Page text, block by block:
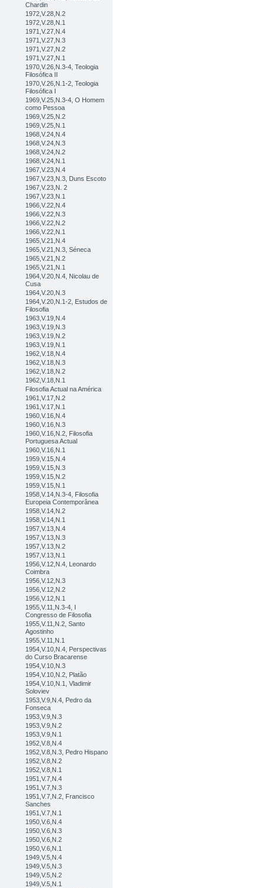
Chardin
1972,V.28,N.2
1972,V.28,N.1
1971,V.27,N.4
1971,V.27,N.3
1971,V.27,N.2
1971,V.27,N.1
1970,V.26,N.3-4, Teologia
Filosófica II
1970,V.26,N.1-2, Teologia
Filosófica I
1969,V.25,N.3-4, O Homem
como Pessoa
1969,V.25,N.2
1969,V.25,N.1
1968,V.24,N.4
1968,V.24,N.3
1968,V.24,N.2
1968,V.24,N.1
1967,V.23,N.4
1967,V.23,N.3, Duns Escoto
1967,V.23,N. 2
1967,V.23,N.1
1966,V.22,N.4
1966,V.22,N.3
1966,V.22,N.2
1966,V.22,N.1
1965,V.21,N.4
1965,V.21,N.3, Séneca
1965,V.21,N.2
1965,V.21,N.1
1964,V.20,N.4, Nicolau de
Cusa
1964,V.20,N.3
1964,V.20,N.1-2, Estudos de
Filosofia
1963,V.19,N.4
1963,V.19,N.3
1963,V.19,N.2
1963,V.19,N.1
1962,V.18,N.4
1962,V.18,N.3
1962,V.18,N.2
1962,V.18,N.1
Filosofia Actual na América
1961,V.17,N.2
1961,V.17,N.1
1960,V.16,N.4
1960,V.16,N.3
1960,V.16,N.2, Filosofia
Portuguesa Actual
1960,V.16,N.1
1959,V.15,N.4
1959,V.15,N.3
1959,V.15,N.2
1959,V.15,N.1
1958,V.14,N.3-4, Filosofia
Europeia Contemporânea
1958,V.14,N.2
1958,V.14,N.1
1957,V.13,N.4
1957,V.13,N.3
1957,V.13,N.2
1957,V.13,N.1
1956,V.12,N.4, Leonardo
Coimbra
1956,V.12,N.3
1956,V.12,N.2
1956,V.12,N.1
1955,V.11,N.3-4, I
Congresso de Filosofia
1955,V.11,N.2, Santo
Agostinho
1955,V.11,N.1
1954,V.10,N.4, Perspectivas
do Curso Bracarense
1954,V.10,N.3
1954,V.10,N.2, Platão
1954,V.10,N.1, Vladimir
Soloviev
1953,V.9,N.4, Pedro da
Fonseca
1953,V.9,N.3
1953,V.9,N.2
1953,V.9,N.1
1952,V.8,N.4
1952,V.8,N.3, Pedro Hispano
1952,V.8,N.2
1952,V.8,N.1
1951,V.7,N.4
1951,V.7,N.3
1951,V.7,N.2, Francisco
Sanches
1951,V.7,N.1
1950,V.6,N.4
1950,V.6,N.3
1950,V.6,N.2
1950,V.6,N.1
1949,V.5,N.4
1949,V.5,N.3
1949,V.5,N.2
1949,V.5,N.1